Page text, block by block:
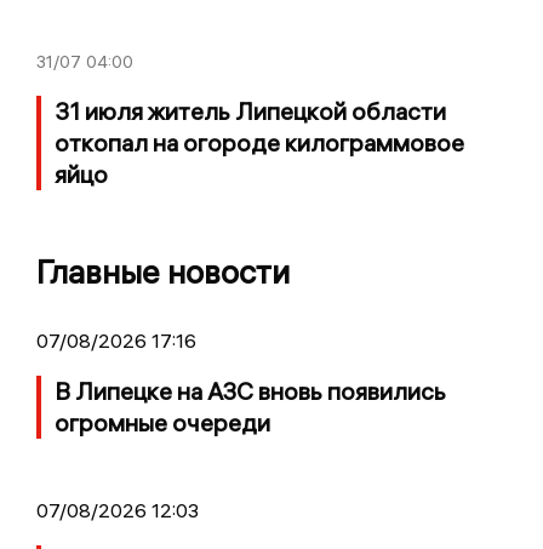
31/07 04:00
31 июля житель Липецкой области
откопал на огороде килограммовое
яйцо
Главные новости
07/08/2026 17:16
В Липецке на АЗС вновь появились
огромные очереди
07/08/2026 12:03